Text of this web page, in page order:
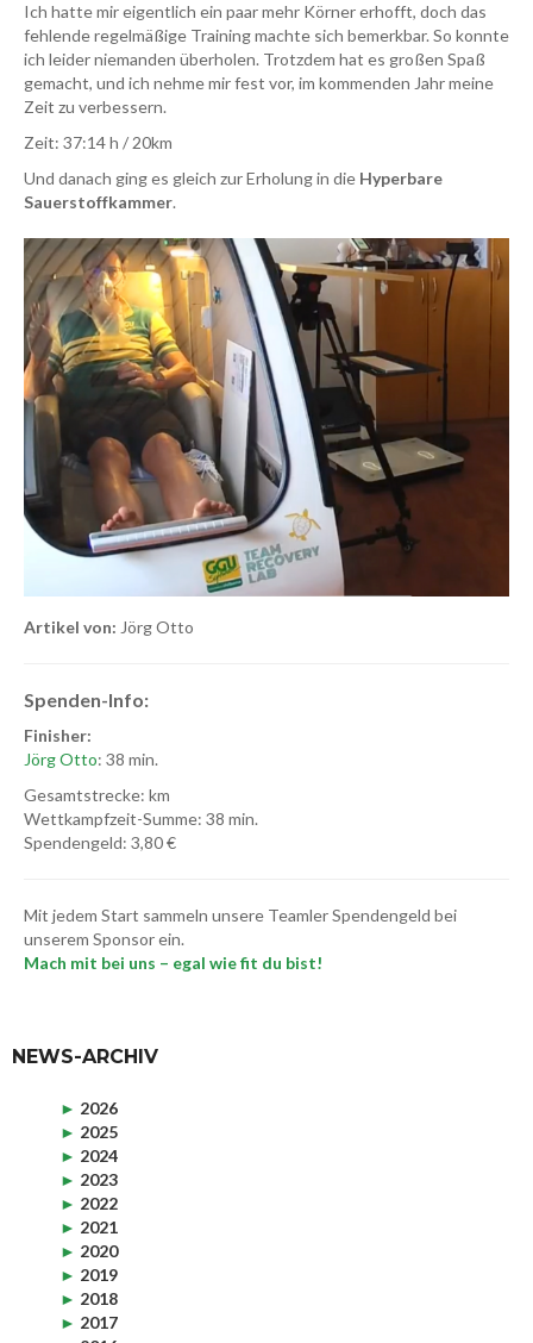
Ich hatte mir eigentlich ein paar mehr Körner erhofft, doch das
fehlende regelmäßige Training machte sich bemerkbar. So konnte
ich leider niemanden überholen. Trotzdem hat es großen Spaß
gemacht, und ich nehme mir fest vor, im kommenden Jahr meine
Zeit zu verbessern.
Zeit: 37:14 h / 20km
Und danach ging es gleich zur Erholung in die Hyperbare
Sauerstoffkammer.
Artikel von: Jörg Otto
Spenden-Info:
Finisher:
Jörg Otto: 38 min.
Gesamtstrecke: km
Wettkampfzeit-Summe: 38 min.
Spendengeld: 3,80 €
Mit jedem Start sammeln unsere Teamler Spendengeld bei
unserem Sponsor ein.
Mach mit bei uns – egal wie fit du bist!
NEWS-ARCHIV
► 2026
► 2025
► 2024
► 2023
► 2022
► 2021
► 2020
► 2019
► 2018
► 2017